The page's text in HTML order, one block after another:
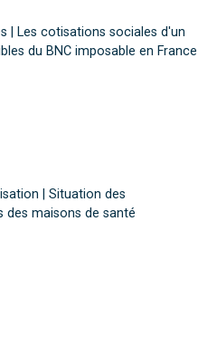
| Les cotisations sociales d'un
du BNC imposable en France
| Situation des
des maisons de santé